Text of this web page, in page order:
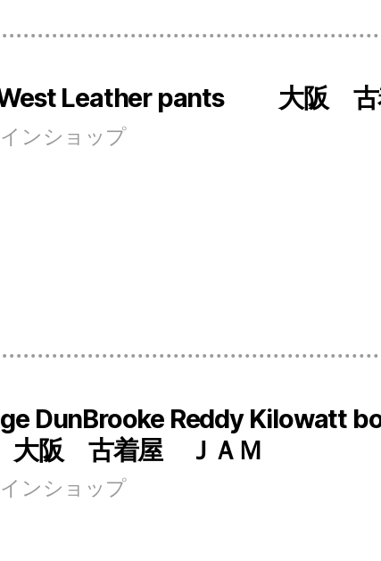
West Leather pants 大阪
ンショップ
DunBrooke Reddy Kilowatt
着屋 ＪＡＭ
ンショップ